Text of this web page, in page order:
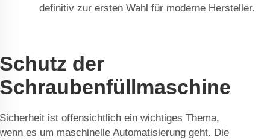
definitiv zur ersten Wahl für moderne Hersteller.
Schutz der
Schraubenfüllmaschine
Sicherheit ist offensichtlich ein wichtiges Thema,
wenn es um maschinelle Automatisierung geht. Die